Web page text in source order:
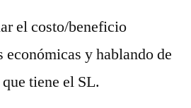
el costo/beneficio
económicas y hablando de
tiene el SL.